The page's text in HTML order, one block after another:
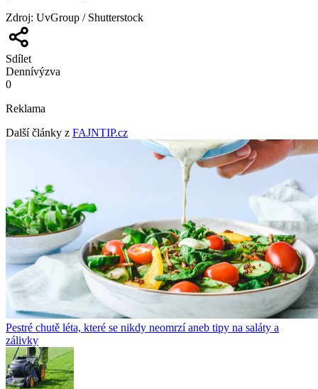
Zdroj: UvGroup / Shutterstock
Sdílet
Dennívýzva
0
Reklama
Další články z FAJNTIP.cz
Pestré chutě léta, které se nikdy neomrzí aneb tipy na saláty a
zálivky